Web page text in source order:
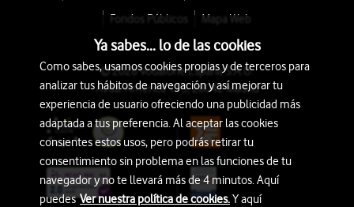
Fondos Públicos
Mapa Web
© 2026 Vodafone España S.A.U.
Avda. América 115, 28042 Madrid
Ya sabes... lo de las cookies
Como sabes, usamos cookies propias y de terceros para
analizar tus hábitos de navegación y así mejorar tu
experiencia de usuario ofreciendo una publicidad más
adaptada a tus preferencia. Al aceptar las cookies
consientes estos usos, pero podrás retirar tu
consentimiento sin problema en las funciones de tu
navegador y no te llevará más de 4 minutos. Aquí
puedesVer nuestra política de cookies.Y aquí